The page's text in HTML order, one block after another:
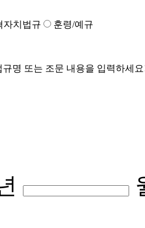
자치법규 훈령/예규
규명 또는 조문 내용을 입력하세